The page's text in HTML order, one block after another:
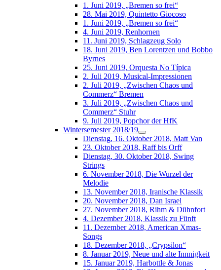
1. Juni 2019, „Bremen so frei“
28. Mai 2019, Quintetto Giocoso
1. Juni 2019, „Bremen so frei“
4. Juni 2019, Renhornen
11. Juni 2019, Schlagzeug Solo
18. Juni 2019, Ben Lorentzen und Bobbo
Byrnes
25. Juni 2019, Orquesta No Típica
2. Juli 2019, Musical-Impressionen
2. Juli 2019, „Zwischen Chaos und
Commerz“ Bremen
3. Juli 2019, „Zwischen Chaos und
Commerz“ Stuhr
9. Juli 2019, Popchor der HfK
Wintersemester 2018/19
Dienstag, 16. Oktober 2018, Matt Van
23. Oktober 2018, Raff bis Orff
Dienstag, 30. Oktober 2018, Swing
Strings
6. November 2018, Die Wurzel der
Melodie
13. November 2018, Iranische Klassik
20. November 2018, Dan Israel
27. November 2018, Rihm & Dühnfort
4. Dezember 2018, Klassik zu Fünft
11. Dezember 2018, American Xmas-
Songs
18. Dezember 2018, „Crypsilon“
8. Januar 2019, Neue und alte Innnigkeit
15. Januar 2019, Harbottle & Jonas